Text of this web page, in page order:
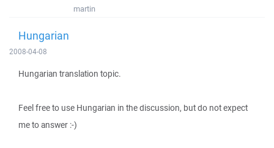
martin
Hungarian
2008-04-08
Hungarian translation topic.
Feel free to use Hungarian in the discussion, but do not expect
me to answer :-)